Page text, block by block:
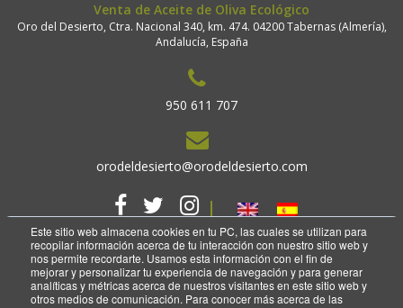
Este sitio web almacena cookies en tu PC, las cuales se utilizan para
recopilar información acerca de tu interacción con nuestro sitio web y
nos permite recordarte. Usamos esta información con el fin de
mejorar y personalizar tu experiencia de navegación y para generar
analíticas y métricas acerca de nuestros visitantes en este sitio web y
otros medios de comunicación. Para conocer más acerca de las
Venta de Aceite de Oliva Ecológico
Oro del Desierto, Ctra. Nacional 340, km. 474. 04200 Tabernas (Almería),
Andalucía, España
950 611 707
orodeldesierto@orodeldesierto.com
2018 Copyright. Oro del desierto.